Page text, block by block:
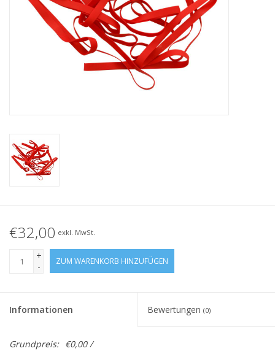
Geknotete Elastikschlaufe
Schwarze Gummibänder –
€32,00 exkl. MwSt.
+
-
ZUM WARENKORB HINZUFÜGEN
Informationen Bewertungen (0)
Grundpreis: €0,00 /